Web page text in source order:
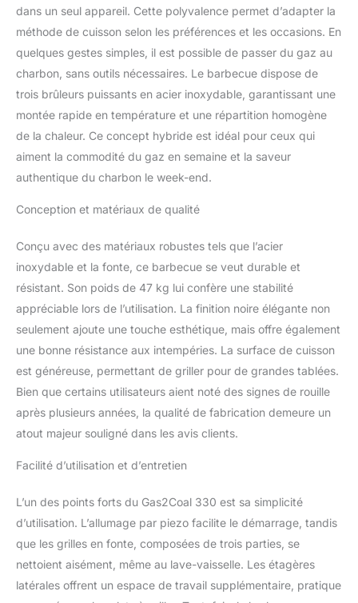
couvercle: permet de
contrôler la température
intérieure de votre
barbecue Brûleur latéral:
permet de chauffer les
sauces qui
accompagneront vos
grillades Conversion
rapide gaz-charbon:
transformez votre
barbecue du mode gaz
moins de 60 secondes
Surface de cuisson
solides offrant tout
l'espace nécessaire pour
griller pour la famille et
les amis
dans un seul appareil. Cette polyvalence permet d’adapter la
méthode de cuisson selon les préférences et les occasions. En
quelques gestes simples, il est possible de passer du gaz au
charbon, sans outils nécessaires. Le barbecue dispose de
trois brûleurs puissants en acier inoxydable, garantissant une
montée rapide en température et une répartition homogène
de la chaleur. Ce concept hybride est idéal pour ceux qui
aiment la commodité du gaz en semaine et la saveur
authentique du charbon le week-end.
Conception et matériaux de qualité
Conçu avec des matériaux robustes tels que l’acier
inoxydable et la fonte, ce barbecue se veut durable et
résistant. Son poids de 47 kg lui confère une stabilité
appréciable lors de l’utilisation. La finition noire élégante non
seulement ajoute une touche esthétique, mais offre également
une bonne résistance aux intempéries. La surface de cuisson
est généreuse, permettant de griller pour de grandes tablées.
Bien que certains utilisateurs aient noté des signes de rouille
après plusieurs années, la qualité de fabrication demeure un
atout majeur souligné dans les avis clients.
Facilité d’utilisation et d’entretien
L’un des points forts du Gas2Coal 330 est sa simplicité
d’utilisation. L’allumage par piezo facilite le démarrage, tandis
que les grilles en fonte, composées de trois parties, se
nettoient aisément, même au lave-vaisselle. Les étagères
latérales offrent un espace de travail supplémentaire, pratique